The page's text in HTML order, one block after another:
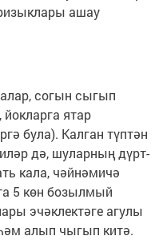
ашау
согын сыгып
ятар
була). Калган түптән
дә, шуларның дүрт-
кала, чәйнәмичә
5 көн бозылмый
эчәклектәге агулы
алып чыгып китә.